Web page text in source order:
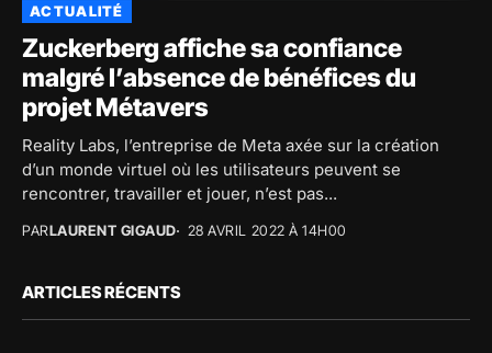
ACTUALITÉ
Zuckerberg affiche sa confiance
malgré l’absence de bénéfices du
projet Métavers
Reality Labs, l’entreprise de Meta axée sur la création
d’un monde virtuel où les utilisateurs peuvent se
rencontrer, travailler et jouer, n’est pas...
PARLAURENT GIGAUD 28 AVRIL 2022 À 14H00
ARTICLES RÉCENTS